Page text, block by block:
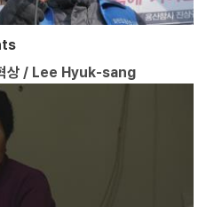
상 / Lee Hyuk-sang